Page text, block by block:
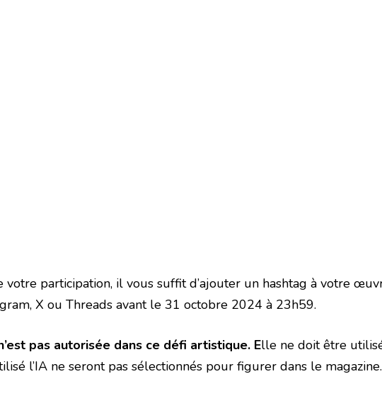
votre participation, il vous suffit d’ajouter un hashtag à votre
X ou Threads avant le 31 octobre 2024 à 23h59.
pas autorisée dans ce défi artistique. Elle ne doit être
l’IA ne seront pas sélectionnés pour figurer dans le magazine.